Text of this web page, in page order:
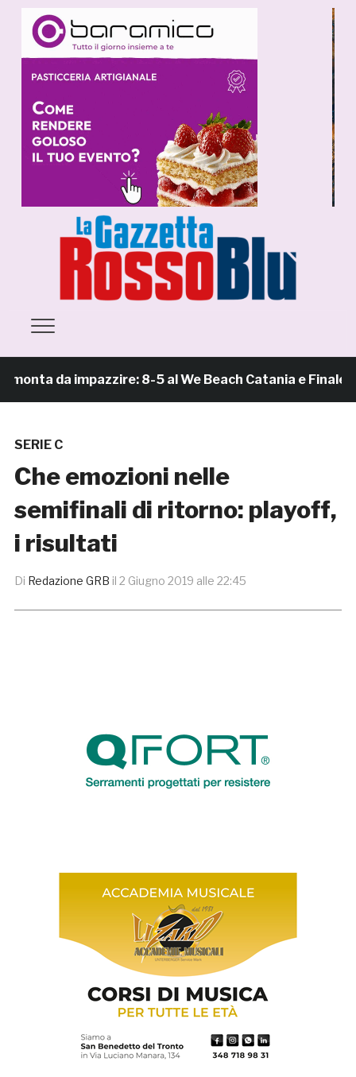
da impazzire: 8-5 al We Beach Catania e Finale
SERIE C
Che emozioni nelle
semifinali di ritorno: playoff,
i risultati
Di Redazione GRB il 2 Giugno 2019 alle 22:45